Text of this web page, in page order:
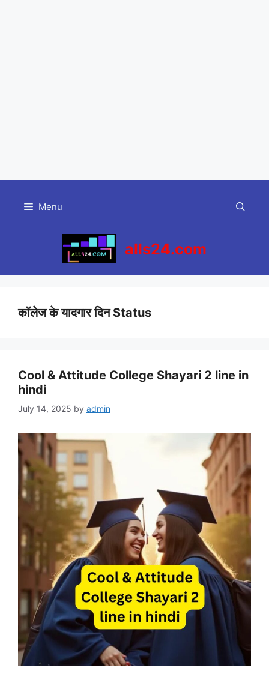
content
Menu
alls24.com
कॉलेज के यादगार दिन Status
Cool & Attitude College Shayari 2 line in
hindi
July 14, 2025 by admin